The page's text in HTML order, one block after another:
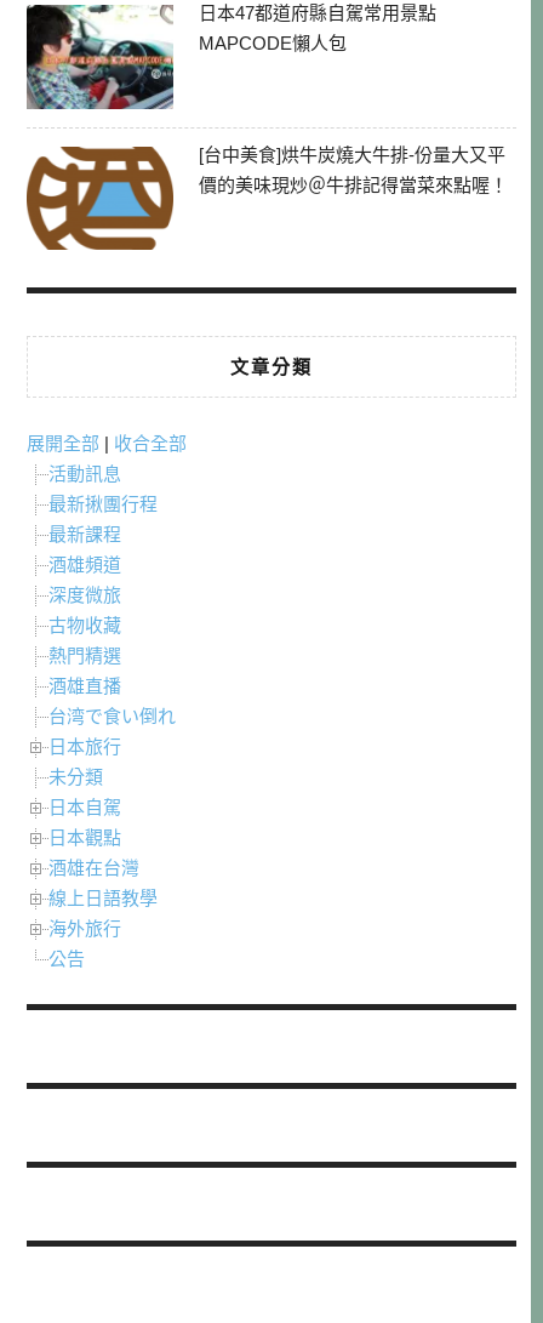
日本47都道府縣自駕常用景點
MAPCODE懶人包
[台中美食]烘牛炭燒大牛排-份量大又平
價的美味現炒＠牛排記得當菜來點喔！
文章分類
展開全部 | 收合全部
活動訊息
最新揪團行程
最新課程
酒雄頻道
深度微旅
古物收藏
熱門精選
酒雄直播
台湾で食い倒れ
日本旅行
未分類
日本自駕
日本觀點
酒雄在台灣
線上日語教學
海外旅行
公告